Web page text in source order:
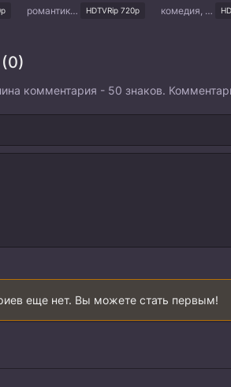
романтика, драма HDTVRip 720p комедия, мелодрама, бизнес, романтика, повседневность
комментария - 50 знаков.
еще нет. Вы можете стать первым!